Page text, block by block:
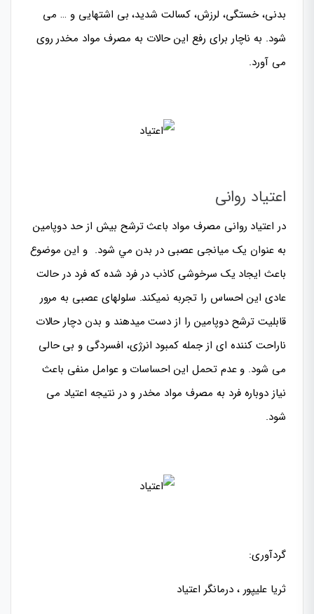
بدنی، خستگی، لرزش،کسالت شدید، بی اشتهایی و … می
شود. به ناچار برای رفع این حالات به مصرف مواد مخدر روی
می آورد.
اعتیاد روانی
در اعتیاد روانی مصرف مواد باعث ترشح بیش از حد دوپامين
به عنوان یک میانجی عصبی در بدن مي شود. و این موضوع
باعث ایجاد یک سرخوشی کاذب در فرد شده که فرد در حالت
عادی این احساس را تجربه نمیکند. سلولهای عصبی به مرور
قابلیت ترشح دوپامين را از دست میدهند و بدن دچار حالات
ناراحت کننده ای از جمله کمبود انرژی، افسردگی و بی حالی
می شود. و عدم تحمل این احساسات و عوامل منفی باعث
نیاز دوباره فرد به مصرف مواد مخدر و در نتیجه اعتیاد می
شود.
گردآوری:
ثریا علیپور ، درمانگر اعتیاد